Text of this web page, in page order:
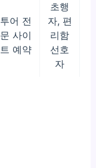
투어 전
문 사이
트 예약
초행
자, 편
리함
선호
자